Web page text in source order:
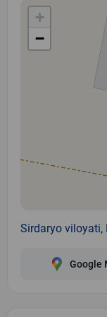
+
−
Sirdaryo viloyati,
Google